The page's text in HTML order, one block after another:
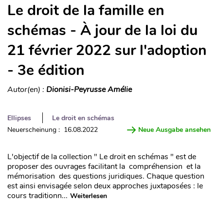
Le droit de la famille en
schémas - À jour de la loi du
21 février 2022 sur l'adoption
- 3e édition
Autor(en) : Dionisi-Peyrusse Amélie
Ellipses
Le droit en schémas
Neuerscheinung : 16.08.2022
Neue Ausgabe ansehen
L'objectif de la collection " Le droit en schémas " est de
proposer des ouvrages facilitant la compréhension et la
mémorisation des questions juridiques. Chaque question
est ainsi envisagée selon deux approches juxtaposées : le
cours traditionn... Weiterlesen